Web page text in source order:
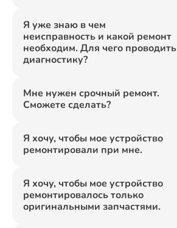
Я уже знаю в чем
неисправность и какой ремонт
необходим. Для чего проводить
диагностику?
Мне нужен срочный ремонт.
Сможете сделать?
Я хочу, чтобы мое устройство
ремонтировали при мне.
Я хочу, чтобы мое устройство
ремонтировалось только
оригинальными запчастями.